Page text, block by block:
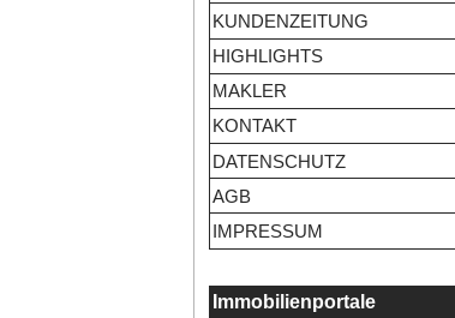
KUNDENZEITUNG
HIGHLIGHTS
MAKLER
KONTAKT
DATENSCHUTZ
AGB
IMPRESSUM
Immobilienportale